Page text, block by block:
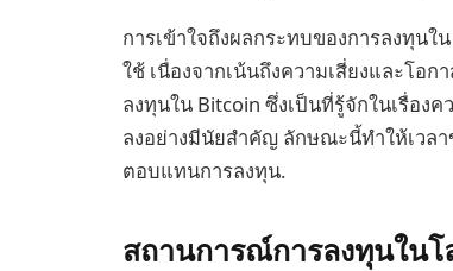
การเข้าใจถึงผลกระทบของการลงทุนใน
ใช้ เนื่องจากเน้นถึงความเสี่ยงและโอ
ลงทุนใน Bitcoin ซึ่งเป็นที่รู้จักในเรื่อง
ลงอย่างมีนัยสำคัญ ลักษณะนี้ทำให้เวล
ตอบแทนการลงทุน.
สถานการณ์การลงทุนในโ